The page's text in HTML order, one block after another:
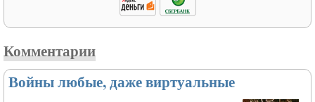
Комментарии
Войны любые, даже виртуальные